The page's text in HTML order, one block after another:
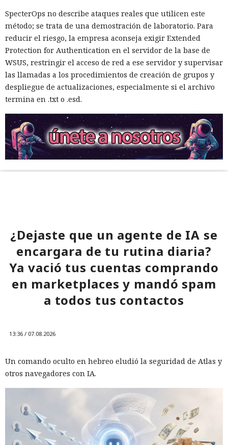
SpecterOps no describe ataques reales que utilicen este
método; se trata de una demostración de laboratorio. Para
reducir el riesgo, la empresa aconseja exigir Extended
Protection for Authentication en el servidor de la base de
WSUS, restringir el acceso de red a ese servidor y supervisar
las llamadas a los procedimientos de creación de grupos y
despliegue de actualizaciones, especialmente si el archivo
termina en .txt o .esd.
¿Dejaste que un agente de IA se
encargara de tu rutina diaria?
Ya vació tus cuentas comprando
en marketplaces y mandó spam
a todos tus contactos
13:36 / 07.08.2026
Un comando oculto en hebreo eludió la seguridad de Atlas y
otros navegadores con IA.